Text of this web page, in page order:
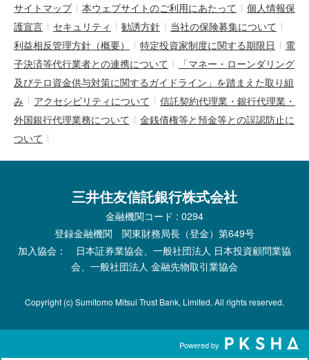
サイトマップ 本ウェブサイトのご利用にあたって
個人情報保
護宣言
セキュリティ 勧誘方針
当社の保険募集について
利益相反管理方針（概要）
特定投資家制度に関する期限日
電
子決済等代行業者との連携について
「マネー・ローンダリング
及びテロ資金供与対策に関するガイドライン」を踏まえた取り組
み
アクセシビリティについて
信託契約代理業・銀行代理業・
外国銀行代理業務について
金銭債権等と預金等との誤認防止に
ついて
三井住友信託銀行株式会社
金融機関コード : 0294
登録金融機関 関東財務局長（登金）第649号
加入協会： 日本証券業協会、一般社団法人 日本投資顧問業協
会、一般社団法人 金融先物取引業協会
Copyright (c) Sumitomo Mitsui Trust Bank, Limited. All rights reserved.
Powered by